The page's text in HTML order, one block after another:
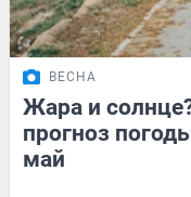
ВЕСНА
Жара и
прогноз
май